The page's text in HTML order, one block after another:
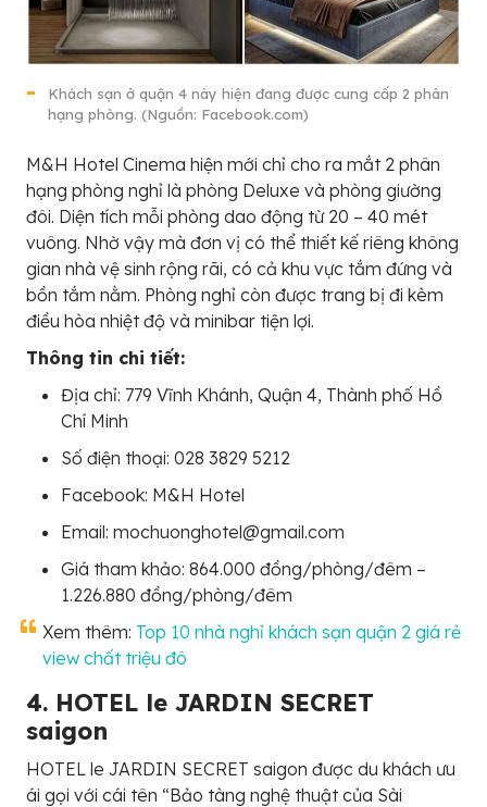
Khách sạn ở quận 4 này hiện đang được cung cấp 2 phân
hạng phòng. (Nguồn: Facebook.com)
M&H Hotel Cinema hiện mới chỉ cho ra mắt 2 phân
hạng phòng nghỉ là phòng Deluxe và phòng giường
đôi. Diện tích mỗi phòng dao động từ 20 – 40 mét
vuông. Nhờ vậy mà đơn vị có thể thiết kế riêng không
gian nhà vệ sinh rộng rãi, có cả khu vực tắm đứng và
bồn tắm nằm. Phòng nghỉ còn được trang bị đi kèm
điều hòa nhiệt độ và minibar tiện lợi.
Thông tin chi tiết:
Địa chỉ: 779 Vĩnh Khánh, Quận 4, Thành phố Hồ
Chí Minh
Số điện thoại: 028 3829 5212
Facebook: M&H Hotel
Email: mochuonghotel@gmail.com
Giá tham khảo: 864.000 đồng/phòng/đêm –
1.226.880 đồng/phòng/đêm
Xem thêm: Top 10 nhà nghỉ khách sạn quận 2 giá rẻ
view chất triệu đô
4. HOTEL le JARDIN SECRET
saigon
HOTEL le JARDIN SECRET saigon được du khách ưu
ái gọi với cái tên “Bảo tàng nghệ thuật của Sài